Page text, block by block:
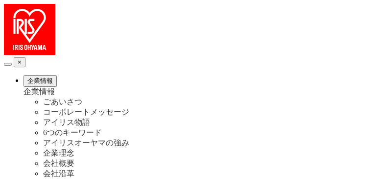
×
企業情報
企業情報
ごあいさつ
コーポレートメッセージ
アイリス物語
6つのキーワード
アイリスオーヤマの強み
企業理念
会社概要
会社沿革